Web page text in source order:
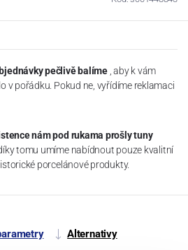
pečlivě balíme , aby k vám
v pořádku. Pokud ne, vyřídíme reklamaci
nám pod rukama prošly tuny
díky tomu umíme nabídnout pouze kvalitní
porcelánové produkty.
Alternativy